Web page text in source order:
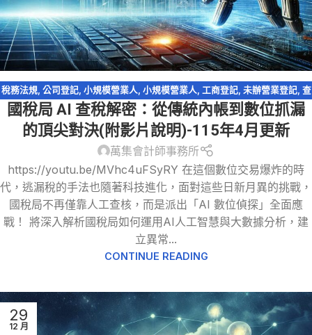
稅務法規, 公司登記, 小規模營業人, 小規模營業人, 工商登記, 未辦營業登記, 查
帳,營業登記,營業稅,稅務違章 ,網路交易課稅,逃漏稅 ,電商系列
國稅局 AI 查稅解密：從傳統內帳到數位抓漏
的頂尖對決(附影片說明)-115年4月更新
萬集會計師事務所
https://youtu.be/MVhc4uFSyRY 在這個數位交易爆炸的時
代，逃漏稅的手法也隨著科技進化，面對這些日新月異的挑戰，
國稅局不再僅靠人工查核，而是派出「AI 數位偵探」全面應
戰！ 將深入解析國稅局如何運用AI人工智慧與大數據分析，建
立異常...
CONTINUE READING
29
12 月